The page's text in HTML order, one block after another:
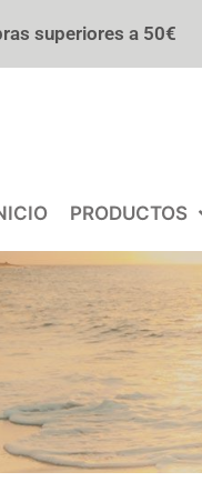
superiores a 50€
PRODUCTOS